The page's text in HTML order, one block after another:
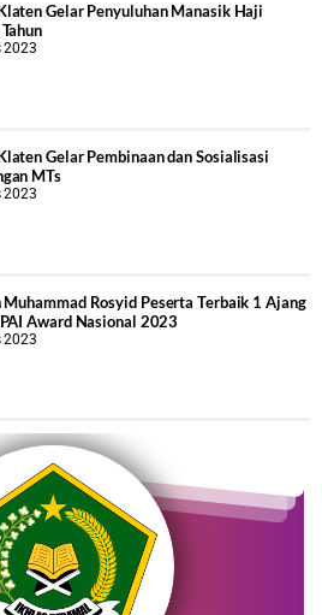
Gelar Penyuluhan Manasik Haji
2023
Gelar Pembinaan dan Sosialisasi
MTs
2023
Muhammad Rosyid Peserta Terbaik 1 Ajang
Award Nasional 2023
2023